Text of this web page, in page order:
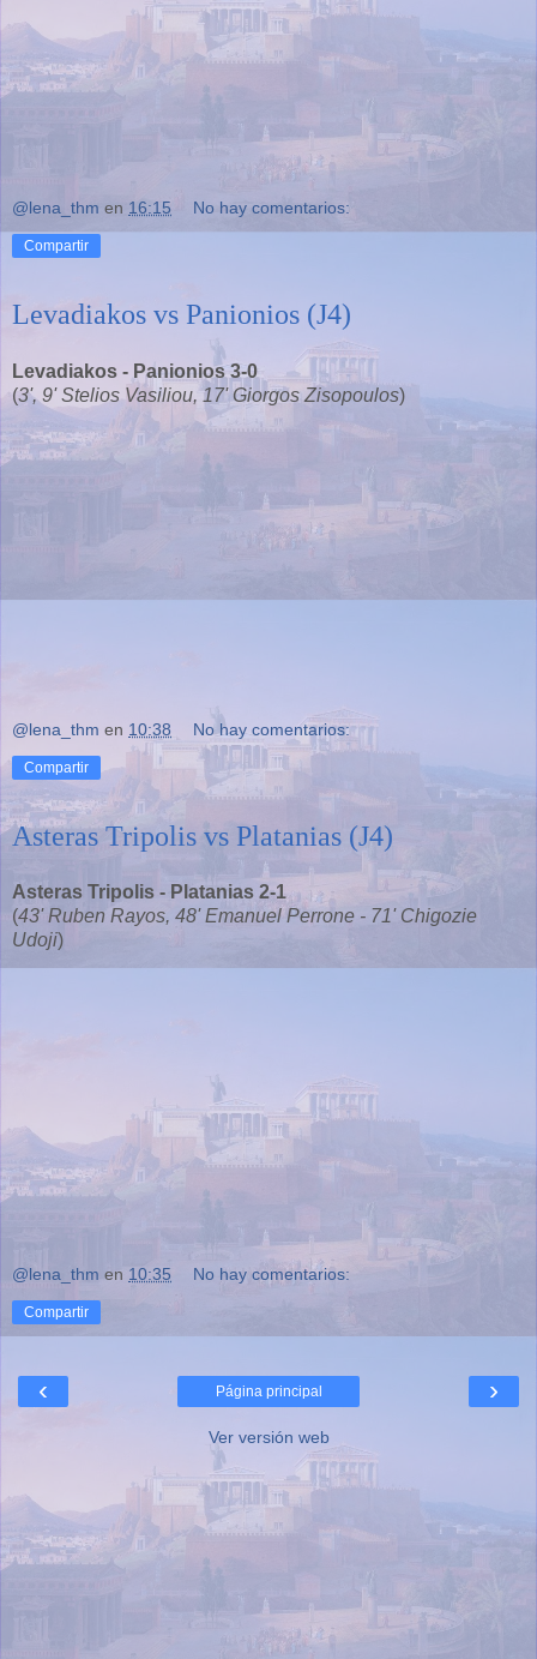
@lena_thm en 16:15 No hay comentarios:
Compartir
Levadiakos vs Panionios (J4)
Levadiakos - Panionios 3-0
(3', 9' Stelios Vasiliou, 17' Giorgos Zisopoulos)
@lena_thm en 10:38 No hay comentarios:
Compartir
Asteras Tripolis vs Platanias (J4)
Asteras Tripolis - Platanias 2-1
(43' Ruben Rayos, 48' Emanuel Perrone - 71' Chigozie
Udoji)
@lena_thm en 10:35 No hay comentarios:
Compartir
‹ ›
Página principal
Ver versión web